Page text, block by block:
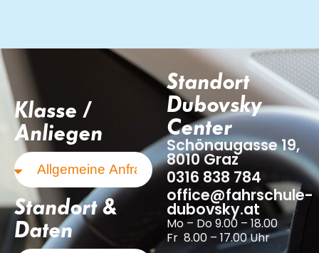
Standort
Dubovsky
Center
Schönaugasse 19,
8010 Graz
0316 838 784
office@fahrschule-
dubovsky.at
Mo – Do 9.00 – 18.00
Fr 8.00 – 17.00 Uhr
Klasse /
Anliegen
Standort &
Daten